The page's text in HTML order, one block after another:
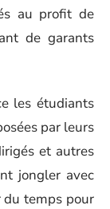
au profit de
de garants
les étudiants
par leurs
et autres
jongler avec
temps pour